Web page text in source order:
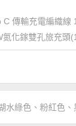
水綠色、粉紅色、